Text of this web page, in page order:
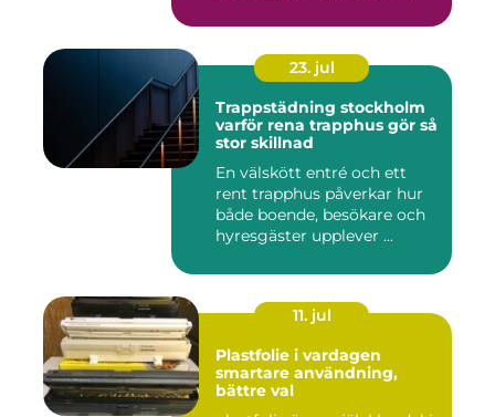
23. jul
Trappstädning stockholm
varför rena trapphus gör så
stor skillnad
En välskött entré och ett
rent trapphus påverkar hur
både boende, besökare och
hyresgäster upplever ...
11. jul
Plastfolie i vardagen
smartare användning,
bättre val